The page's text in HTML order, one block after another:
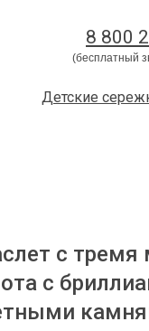
8 800
(бесплатный
Детские
с тремя
с